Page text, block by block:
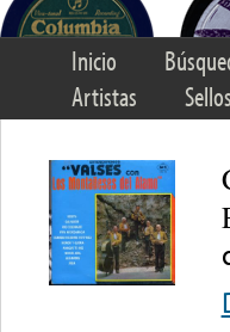
Inicio
Artistas
Sellos